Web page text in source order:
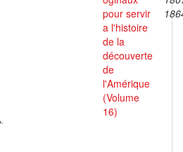
pour servir
a l'histoire
de la
découverte
de
l'Amérique
(Volume
16)